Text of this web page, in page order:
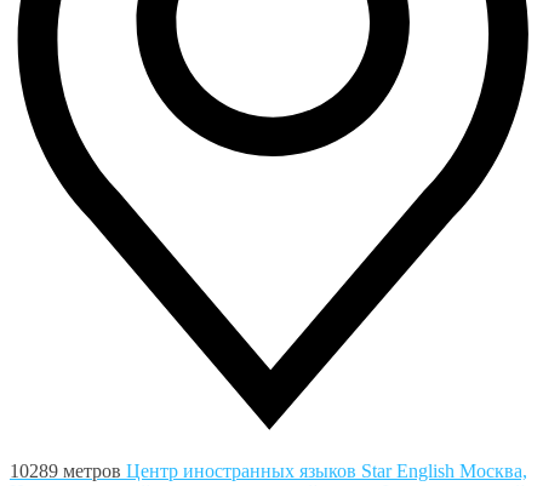
10289 метров Центр иностранных языков Star English Москва,